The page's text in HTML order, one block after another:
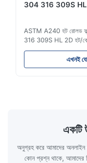
304 316 309S
ASTM A240 হট রোলড
316 309S HL 2D হট/
স্ট্রিপ 304 316 309S
A240 পণ্যের স্পেসিফিকেশন
কয়েল / স্ট্রিপ
এখনই
একটি
অনুগ্রহ করে আমাদের অনলাইন
কোন প্রশ্ন থাকে, আমাদের